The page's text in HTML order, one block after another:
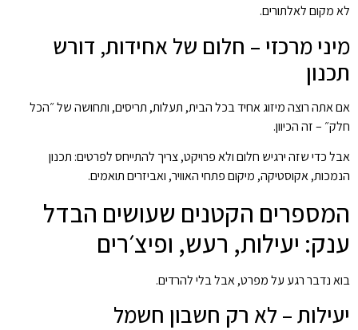
לא מקום לאלתורים.
מיני מרכזי – חלום של אחידות, דורש
תכנון
אם אתה רוצה מיזוג אחיד בכל הבית, תעלות, תריסים, ותחושה של ״הכל
חלק״ – זה הכיוון.
אבל כדי שזה ירגיש חלום ולא פרויקט, צריך להתייחס לפרטים: תכנון
הנמכות, אקוסטיקה, מיקום פתחי האוויר, ואביזרים תואמים.
המספרים הקטנים שעושים הבדל
ענק: יעילות, רעש, ופיצ׳רים
בוא נדבר רגע על מפרט, אבל בלי להרדים.
יעילות – לא רק חשבון חשמל